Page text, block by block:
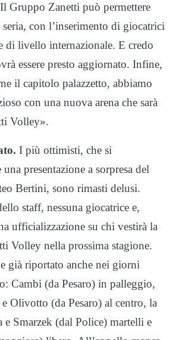
Gruppo Zanetti può permettere
con l’inserimento di giocatrici
di livello internazionale. E credo
essere presto aggiornato. Infine,
il capitolo palazzetto, abbiamo
con una nuova arena che sarà
Volley».
I più ottimisti, che si
una presentazione a sorpresa del
Bertini, sono rimasti delusi.
staff, nessuna giocatrice e,
ufficializzazione su chi vestirà la
Volley nella prossima stagione.
già riportato anche nei giorni
Cambi (da Pesaro) in palleggio,
Olivotto (da Pesaro) al centro, la
e Smarzek (dal Police) martelli e